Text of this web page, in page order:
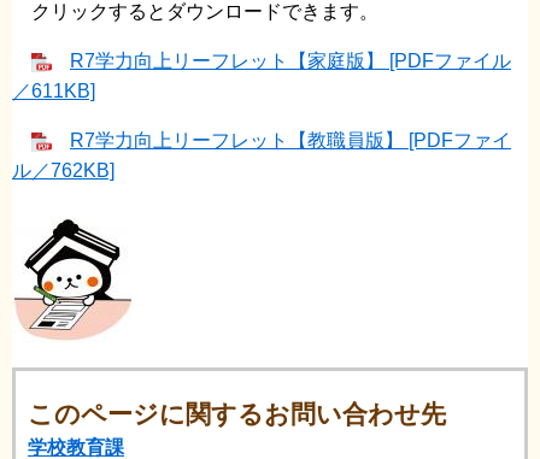
クリックするとダウンロードできます。
R7学力向上リーフレット【家庭版】 [PDFファイル
／611KB]
R7学力向上リーフレット【教職員版】 [PDFファイ
ル／762KB]
このページに関するお問い合わせ先
学校教育課